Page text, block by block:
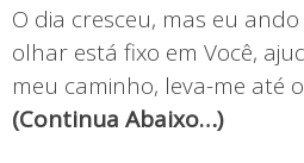
O dia cresceu, mas eu
olhar está fixo em Você,
meu caminho, leva-me até
(Continua Abaixo…)